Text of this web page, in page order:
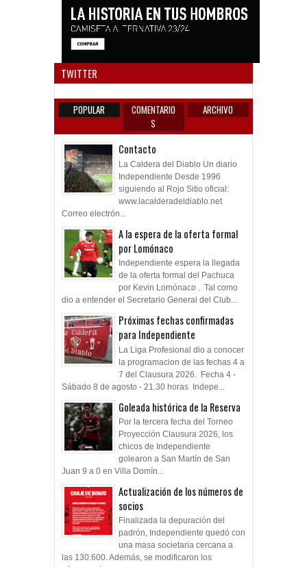
TWITTER
POPULAR
COMENTARIO
S
ARCHIVO
Contacto
La Caldera del Diablo Un diario
Independiente Desde 1996
siguiendo al Rojo Sitio oficial:
www.lacalderadeldiablo.net
Correo electrón...
A la espera de la oferta formal
por Lomónaco
Independiente espera la llegada
de la oferta formal del Pachuca
por Kevin Lomónaco . Tal como
dio a entender el Secretario General del Club...
Próximas fechas confirmadas
para Independiente
La Liga Profesional dio a conocer
la programacion de las fechas 4 a
7 del Clausura 2026. Fecha 4 -
Sábado 8 de agosto - 21.30 horas Indepe...
Goleada histórica de la Reserva
Por la tercera fecha del Torneo
Proyección Clausura 2026, los
chicos de Independiente
golearon a San Martín de San
Juan 9 a 0 en Villa Domín...
Actualización de los números de
socios
Finalizada la depuración del
padrón, Independiente quedó con
una masa societaria cercana a
las 130.600. Además, se modificaron los